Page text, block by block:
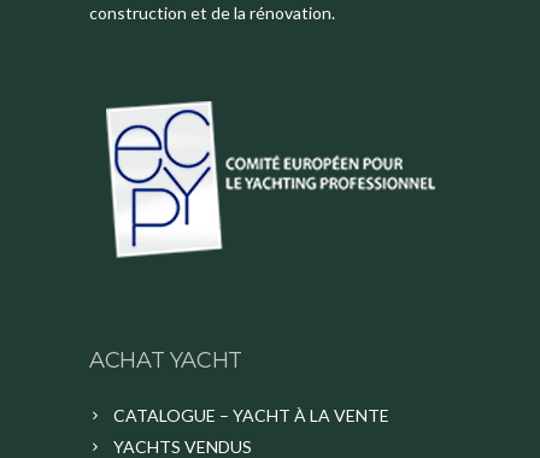
construction et de la rénovation.
ACHAT YACHT
CATALOGUE – YACHT À LA VENTE
YACHTS VENDUS